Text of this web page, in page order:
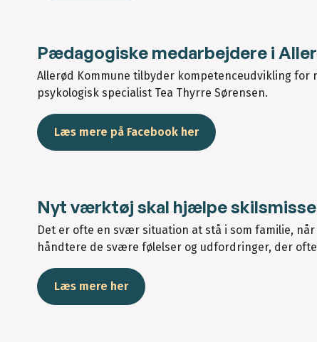
Pædagogiske medarbejdere i
Allerød Kommune tilbyder kompetenceudvikling
psykologisk specialist Tea Thyrre Sørensen.
Læs mere på Facebook her
Nyt værktøj skal hjælpe
Det er ofte en svær situation at stå i som familie,
håndtere de svære følelser og udfordringer, der
Læs mere her